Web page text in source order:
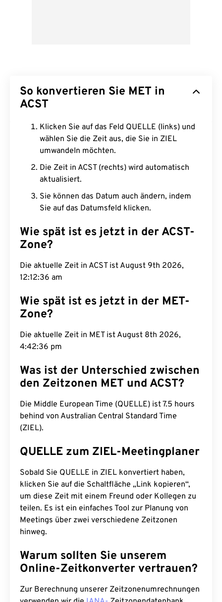
So konvertieren Sie MET in
ACST
Klicken Sie auf das Feld QUELLE (links) und
wählen Sie die Zeit aus, die Sie in ZIEL
umwandeln möchten.
Die Zeit in ACST (rechts) wird automatisch
aktualisiert.
Sie können das Datum auch ändern, indem
Sie auf das Datumsfeld klicken.
Wie spät ist es jetzt in der ACST-
Zone?
Die aktuelle Zeit in ACST ist August 9th 2026,
12:12:37 am
Wie spät ist es jetzt in der MET-
Zone?
Die aktuelle Zeit in MET ist August 8th 2026,
4:42:37 pm
Was ist der Unterschied zwischen
den Zeitzonen MET und ACST?
Die Middle European Time (QUELLE) ist 7.5 hours
behind von Australian Central Standard Time
(ZIEL).
QUELLE zum ZIEL-Meetingplaner
Sobald Sie QUELLE in ZIEL konvertiert haben,
klicken Sie auf die Schaltfläche „Link kopieren“,
um diese Zeit mit einem Freund oder Kollegen zu
teilen. Es ist ein einfaches Tool zur Planung von
Meetings über zwei verschiedene Zeitzonen
hinweg.
Warum sollten Sie unserem
Online-Zeitkonverter vertrauen?
Zur Berechnung unserer Zeitzonenumrechnungen